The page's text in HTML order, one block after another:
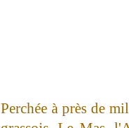
Perchée à près de